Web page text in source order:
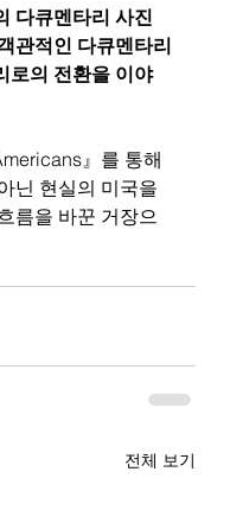
다큐멘타리 사진
관적인 다큐멘타리
로의 전환을 이야
』를 통해
닌 현실의 미국을
름을 바꾼 거장으
전체 보기